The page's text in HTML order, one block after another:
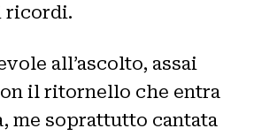
ricordi.
all’ascolto, assai
il ritornello che entra
me soprattutto cantata